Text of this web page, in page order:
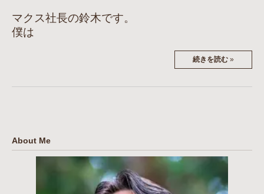
マクス社長の鈴木です。
僕は
続きを読む »
About Me